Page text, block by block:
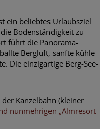
ein beliebtes Urlaubsziel
Bodenständigkeit zu
führt die Panorama-
Bergluft, sanfte kühle
Die einzigartige Berg-See-
Kanzelbahn (kleiner
nunmehrigen „Almresort